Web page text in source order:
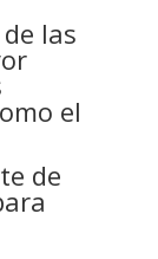
las
el
de